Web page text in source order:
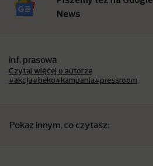
News
inf. prasowa
Czytaj więcej o autorze
#akcja#beko#kampania#pressroom
Pokaż innym, co czytasz: